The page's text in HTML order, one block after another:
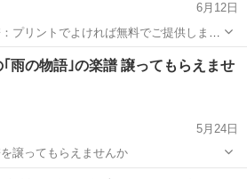
6月12日
クラシックギター中心ですが、曲はポップスがほとんどです • ...
駅 ギター クラシックギター
｢雨の物語｣の楽譜 譲ってもらえませ
5月24日
譲ってもらえませんか